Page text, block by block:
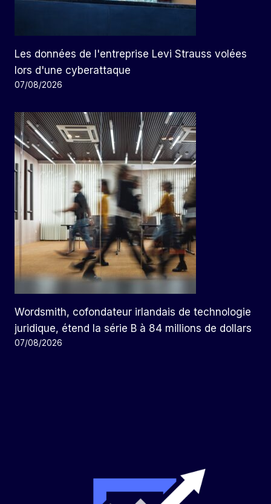
Les données de l'entreprise Levi Strauss volées
lors d'une cyberattaque
07/08/2026
Wordsmith, cofondateur irlandais de technologie
juridique, étend la série B à 84 millions de dollars
07/08/2026